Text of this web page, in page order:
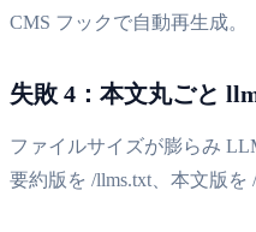
CMS フックで自動再生成。
失敗 4：本文丸ごと
ファイルサイズが膨らみ
要約版を /llms.txt、本文版を